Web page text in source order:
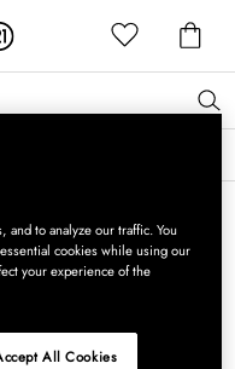
→
and to analyze our traffic. You
cookies while using our
your experience of the
All Cookies